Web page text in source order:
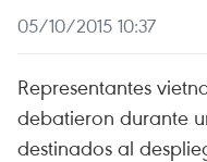
05/10/2015 10:37
Representantes
debatieron durante
destinados al